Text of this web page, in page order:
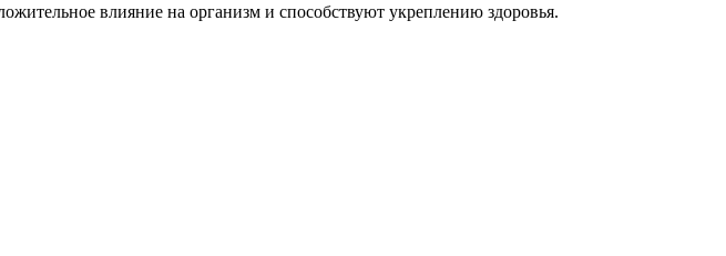
влияние на организм и способствуют укреплению здоровья.